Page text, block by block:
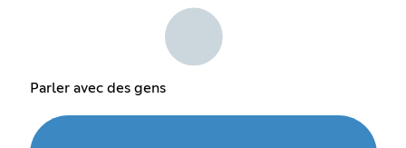
Parler avec des gens